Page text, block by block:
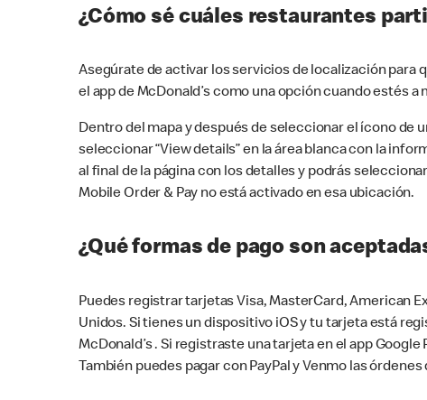
¿Cómo sé cuáles restaurantes
Asegúrate de activar los servicios de localización
el app de McDonald’s como una opción cuando estés
Dentro del mapa y después de seleccionar el ícono de
seleccionar “View details” en la área blanca con la
al final de la página con los detalles y podrás
Mobile Order & Pay no está activado en esa ubicación.
¿Qué formas de pago son
Puedes registrar tarjetas Visa, MasterCard, American
Unidos. Si tienes un dispositivo iOS y tu tarjeta está
McDonald’s . Si registraste una tarjeta en el app
También puedes pagar con PayPal y Venmo las